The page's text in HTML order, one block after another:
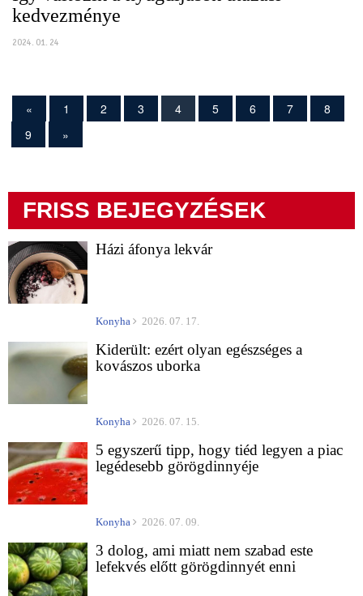
kedvezménye
2024. 01. 24
« 1 2 3 4 5 6 7
8
9
»
FRISS BEJEGYZÉSEK
Házi áfonya lekvár
Konyha 2026. 07. 17.
Kiderült: ezért olyan egészséges a
kovászos uborka
Konyha 2026. 07. 15.
5 egyszerű tipp, hogy tiéd legyen a piac
legédesebb görögdinnyéje
Konyha 2026. 07. 09.
3 dolog, ami miatt nem szabad este
lefekvés előtt görögdinnyét enni